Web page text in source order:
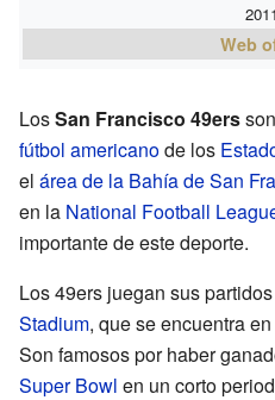
Web
LosSan Francisco 49ers
fútbol americanode los
el área de la Bahía de San
en la National Football
importante de este deporte.
Los 49ers juegan sus
Stadium, que se encuentra
Son famosos por haber
Super Bowl en un corto